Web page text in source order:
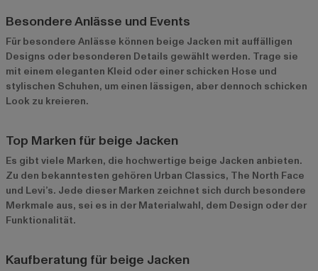
Besondere Anlässe und Events
Für besondere Anlässe können beige Jacken mit auffälligen
Designs oder besonderen Details gewählt werden. Trage sie
mit einem eleganten Kleid oder einer schicken Hose und
stylischen Schuhen, um einen lässigen, aber dennoch schicken
Look zu kreieren.
Top Marken für beige Jacken
Es gibt viele Marken, die hochwertige beige Jacken anbieten.
Zu den bekanntesten gehören Urban Classics, The North Face
und Levi’s. Jede dieser Marken zeichnet sich durch besondere
Merkmale aus, sei es in der Materialwahl, dem Design oder der
Funktionalität.
Kaufberatung für beige Jacken